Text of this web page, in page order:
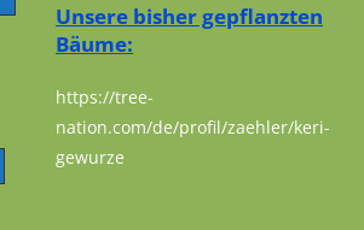
Unsere bisher gepflanzten
Bäume:
https://tree-
nation.com/de/profil/zaehler/keri-
gewurze